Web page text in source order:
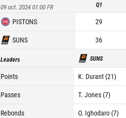
09 oct. 2024 01:00FR Q1
PISTONS 29
SUNS
36
Leaders SUNS
Points K. Durant (21)
Passes
T. Jones (7)
Rebonds
O. Ighodaro (7)